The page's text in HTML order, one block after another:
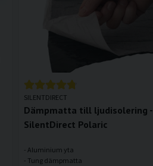
SILENTDIRECT
Dämpmatta till ljudisolering -
SilentDirect Polaric
- Aluminium yta
- Tung dämpmatta